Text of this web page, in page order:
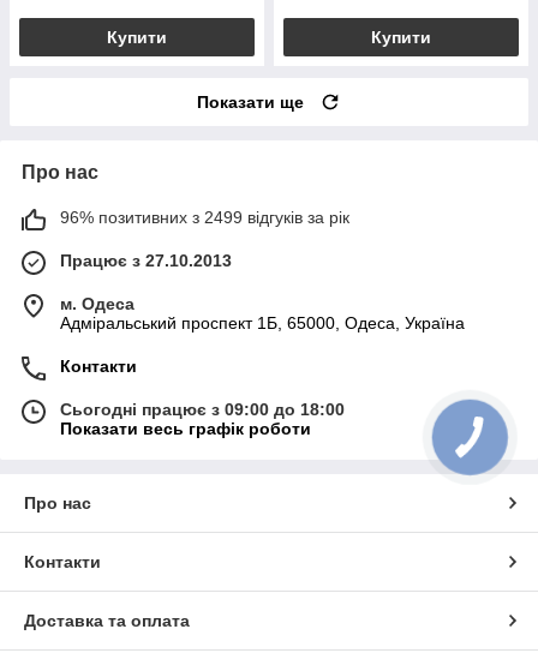
Купити Купити
Показати ще
Про нас
96% позитивних з 2499 відгуків за рік
Працює з 27.10.2013
м. Одеса
Адміральський проспект 1Б, 65000, Одеса, Україна
Контакти
Сьогодні працює з 09:00 до 18:00
Показати весь графік роботи
Про нас
Контакти
Доставка та оплата